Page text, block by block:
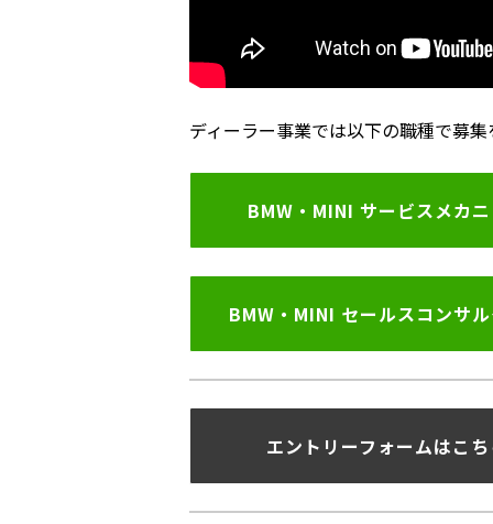
ディーラー事業では以下の職種で募
BMW・MINI サービスメカ
BMW・MINI セールスコンサ
エントリーフォームはこ